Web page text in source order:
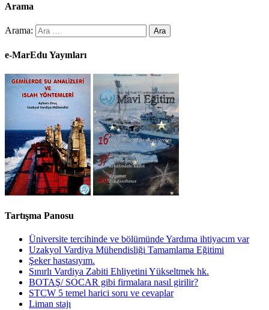
Arama
Arama:
e-MarEdu Yayınları
Tartışma Panosu
Üniversite tercihinde ve bölümünde Yardıma ihtiyacım var
Uzakyol Vardiya Mühendisliği Tamamlama Eğitimi
Şeker hastasıyım.
Sınırlı Vardiya Zabiti Ehliyetini Yükseltmek hk.
BOTAŞ/ SOCAR gibi firmalara nasıl girilir?
STCW 5 temel harici soru ve cevaplar
Liman stajı